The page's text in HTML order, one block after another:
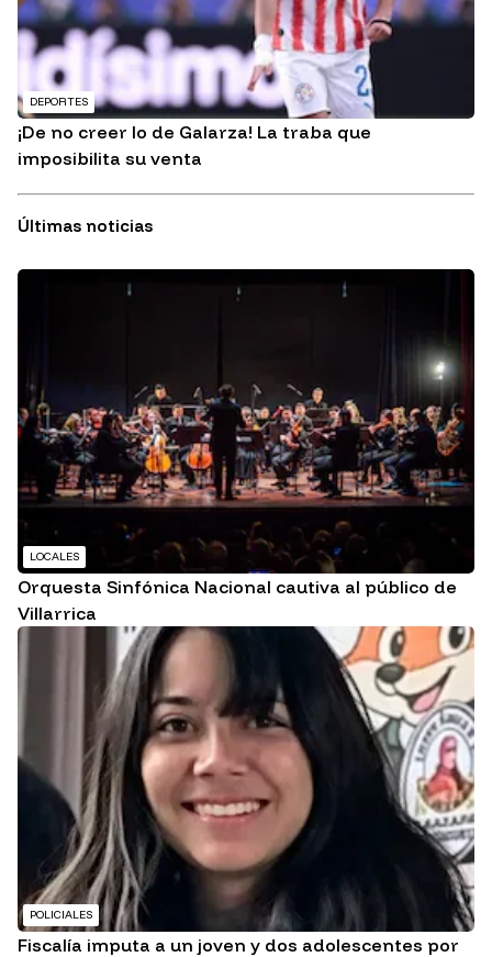
DEPORTES
¡De no creer lo de Galarza! La traba que
imposibilita su venta
Últimas noticias
LOCALES
Orquesta Sinfónica Nacional cautiva al público de
Villarrica
POLICIALES
Fiscalía imputa a un joven y dos adolescentes por